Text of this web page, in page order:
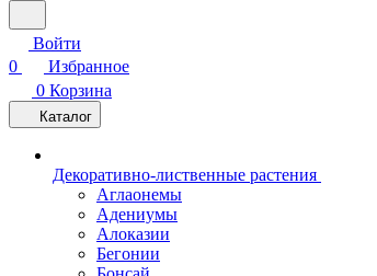
Войти
0
Избранное
0 Корзина
Каталог
Декоративно-лиственные растения
Аглаонемы
Адениумы
Алоказии
Бегонии